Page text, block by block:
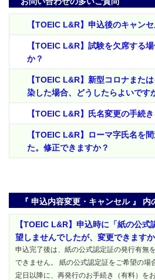
【TOEIC L&R】申込後のキャン
【TOEIC L&R】試験を欠席する
か？
【TOEIC L&R】新型コロナまた
染した場合、どうしたらよいです
【TOEIC L&R】氏名変更の手続
【TOEIC L&R】ローマ字氏名を
た。修正できますか？
『 申込内容変更・キャンセル 』 内
【TOEIC L&R】申込時に「紙の公式
望しませんでしたが、変更できますか
申込完了後は、紙の公式認定証の発行有無
できません。 紙の公式認定証をご希望の場
定日以降に、再発行のお手続き（有料）を